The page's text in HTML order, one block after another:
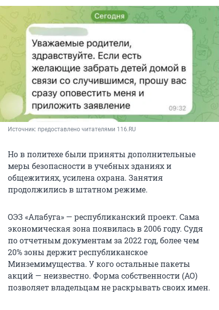
Источник: предоставлено читателями 116.RU
Но в политехе были приняты дополнительные
меры безопасности в учебных зданиях и
общежитиях, усилена охрана. Занятия
продолжились в штатном режиме.
ОЭЗ «Алабуга» — республиканский проект. Сама
экономическая зона появилась в 2006 году. Судя
по отчетным документам за 2022 год, более чем
20% зоны держит республиканское
Минземимущества. У кого остальные пакеты
акций — неизвестно. Форма собственности (АО)
позволяет владельцам не раскрывать своих имен.